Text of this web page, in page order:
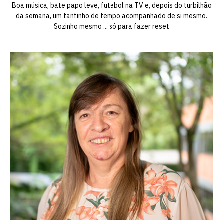
Boa música, bate papo leve, futebol na TV e, depois do turbilhão
da semana, um tantinho de tempo acompanhado de si mesmo.
Sozinho mesmo ... só para fazer reset